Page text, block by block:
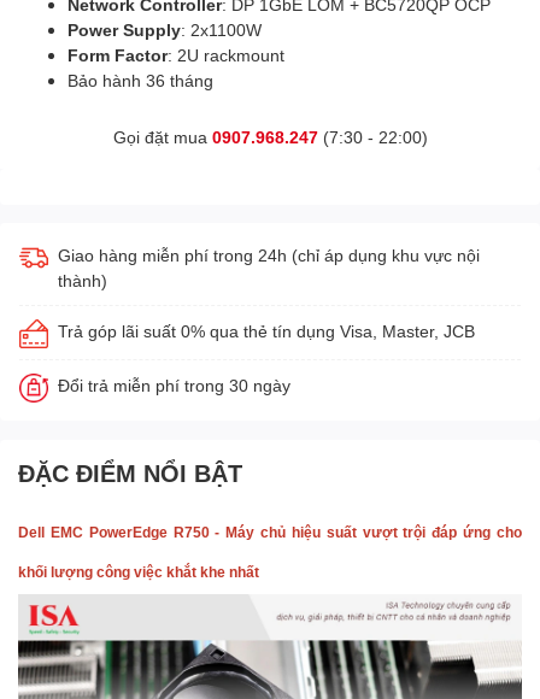
Network Controller: DP 1GbE LOM + BC5720QP OCP
Power Supply: 2x1100W
Form Factor: 2U rackmount
Bảo hành 36 tháng
Gọi đặt mua 0907.968.247(7:30 - 22:00)
Giao hàng miễn phí trong 24h (chỉ áp dụng khu vực nội
thành)
Trả góp lãi suất 0% qua thẻ tín dụng Visa, Master, JCB
Đổi trả miễn phí trong 30 ngày
ĐẶC ĐIỂM NỔI BẬT
Dell EMC PowerEdge R750 - Máy chủ hiệu suất vượt trội đáp ứng cho
khối lượng công việc khắt khe nhất